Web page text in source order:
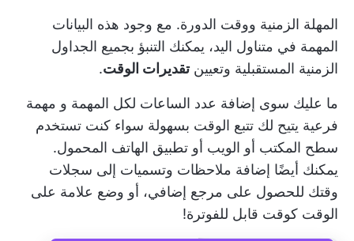
المهلة الزمنية ووقت الدورة. مع وجود هذه البيانات
المهمة في متناول اليد، يمكنك التنبؤ بجميع الجداول
الزمنية المستقبلية وتعيينتقديرات الوقت.
ما عليك سوى إضافة عدد الساعات لكل المهمة و مهمة
فرعية يتيح لك تتبع الوقت بسهولة سواء كنت تستخدم
سطح المكتب أو الويب أو تطبيق الهاتف المحمول.
يمكنك أيضًا إضافة ملاحظات وتسميات إلى سجلات
وقتك للحصول على مرجع إضافي، أو وضع علامة على
الوقت كوقت قابل للفوترة!